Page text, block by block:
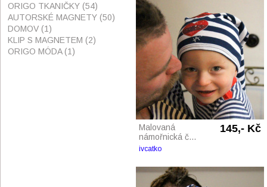
Malovaná
námořnická č...
145,- Kč
ivcatko
ORIGO TKANIČKY (54)
AUTORSKÉ MAGNETY (50)
DOMOV (1)
KLIP S MAGNETEM (2)
ORIGO MÓDA(1)